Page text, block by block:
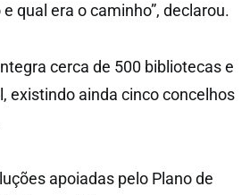
qual era o caminho”, declarou.
cerca de 500 bibliotecas e
existindo ainda cinco concelhos
apoiadas pelo Plano de